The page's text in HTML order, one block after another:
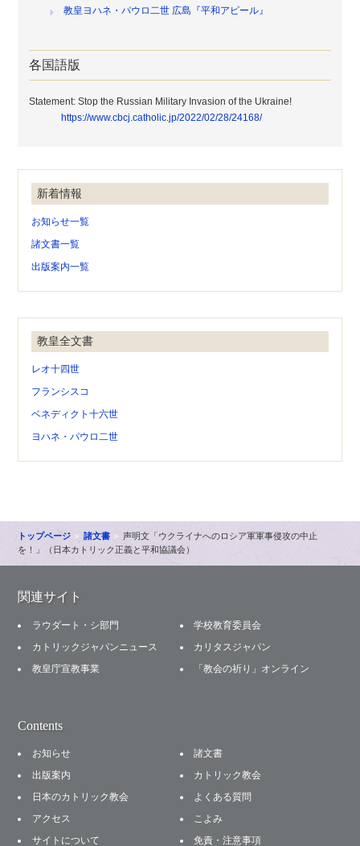
教皇ヨハネ・パウロ二世 広島『平和アピール』
各国語版
Statement: Stop the Russian Military Invasion of the Ukraine!
https://www.cbcj.catholic.jp/2022/02/28/24168/
新着情報
お知らせ一覧
諸文書一覧
出版案内一覧
教皇全文書
レオ十四世
フランシスコ
ベネディクト十六世
ヨハネ・パウロ二世
トップページ 諸文書
声明文「ウクライナへのロシア軍軍事侵攻の中止
を！」（日本カトリック正義と平和協議会）
関連サイト
ラウダート・シ部門
学校教育委員会
カトリックジャパンニュース
カリタスジャパン
教皇庁宣教事業
「教会の祈り」オンライン
Contents
お知らせ
諸文書
出版案内
カトリック教会
日本のカトリック教会
よくある質問
アクセス
こよみ
サイトについて
免責・注意事項